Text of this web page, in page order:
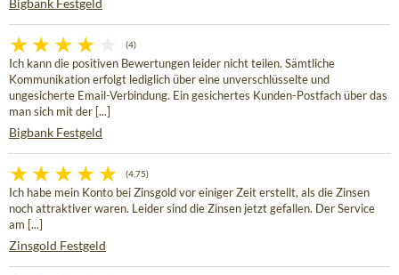
Bigbank Festgeld
(4)
Ich kann die positiven Bewertungen leider nicht teilen. Sämtliche
Kommunikation erfolgt lediglich über eine unverschlüsselte und
ungesicherte Email-Verbindung. Ein gesichertes Kunden-Postfach über das
man sich mit der [...]
Bigbank Festgeld
(4,75)
Ich habe mein Konto bei Zinsgold vor einiger Zeit erstellt, als die Zinsen
noch attraktiver waren. Leider sind die Zinsen jetzt gefallen. Der Service
am [...]
Zinsgold Festgeld